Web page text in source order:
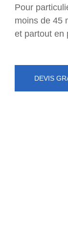
Pour
moins de 45
et partout en
DEVIS